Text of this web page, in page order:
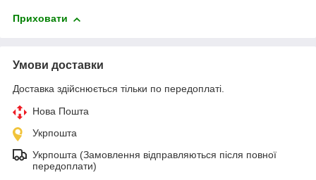
Приховати
Умови доставки
Доставка здійснюється тільки по передоплаті.
Нова Пошта
Укрпошта
Укрпошта (Замовлення відправляються після повної
передоплати)